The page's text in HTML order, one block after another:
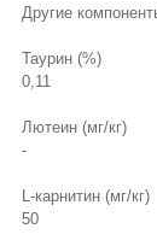
Другие
Таурин (%)
0,11
Лютеин (мг/кг)
-
L-карнитин (мг/кг)
50